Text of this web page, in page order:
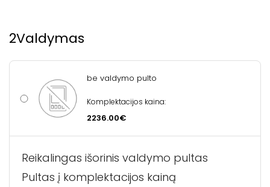
2Valdymas
be valdymo pulto
Komplektacijos kaina:
2236.00€
Reikalingas išorinis valdymo pultas
Pultas į komplektacijos kainą